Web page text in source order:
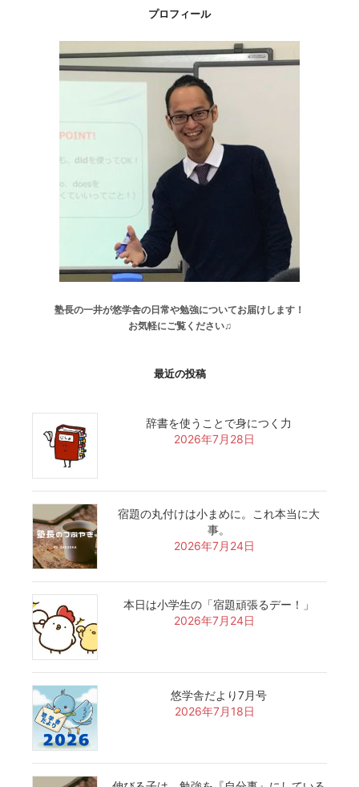
プロフィール
塾長の一井が悠学舎の日常や勉強についてお届けします！
お気軽にご覧ください♫
最近の投稿
辞書を使うことで身につく力
2026年7月28日
宿題の丸付けは小まめに。これ本当に大
事。
2026年7月24日
本日は小学生の「宿題頑張るデー！」
2026年7月24日
悠学舎だより7月号
2026年7月18日